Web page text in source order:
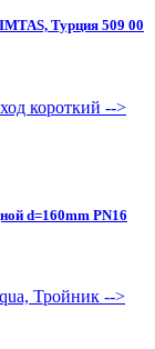
Турция 509 00
короткий -->
d=160mm PN16
Тройник -->